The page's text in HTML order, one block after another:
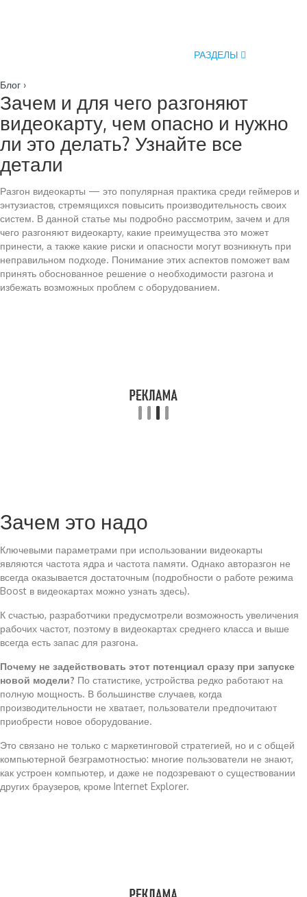
РАЗДЕЛЫ
Блог ›
Зачем и для чего разгоняют
видеокарту, чем опасно и нужно
ли это делать? Узнайте все
детали
Разгон видеокарты — это популярная практика среди геймеров и
энтузиастов, стремящихся повысить производительность своих
систем. В данной статье мы подробно рассмотрим, зачем и для
чего разгоняют видеокарту, какие преимущества это может
принести, а также какие риски и опасности могут возникнуть при
неправильном подходе. Понимание этих аспектов поможет вам
принять обоснованное решение о необходимости разгона и
избежать возможных проблем с оборудованием.
Зачем это надо
Ключевыми параметрами при использовании видеокарты
являются частота ядра и частота памяти. Однако авторазгон не
всегда оказывается достаточным (подробности о работе режима
Boost в видеокартах можно узнать здесь).
К счастью, разработчики предусмотрели возможность увеличения
рабочих частот, поэтому в видеокартах среднего класса и выше
всегда есть запас для разгона.
Почему не задействовать этот потенциал сразу при запуске
новой модели? По статистике, устройства редко работают на
полную мощность. В большинстве случаев, когда
производительности не хватает, пользователи предпочитают
приобрести новое оборудование.
Это связано не только с маркетинговой стратегией, но и с общей
компьютерной безграмотностью: многие пользователи не знают,
как устроен компьютер, и даже не подозревают о существовании
других браузеров, кроме Internet Explorer.